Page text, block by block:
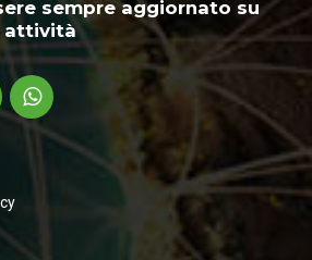
sempre aggiornato su
attività